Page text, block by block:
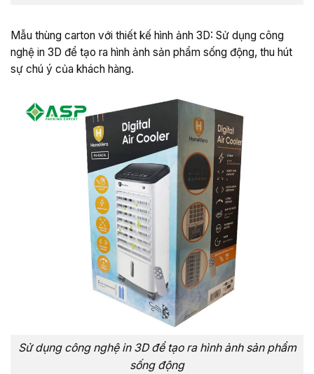
Mẫu thùng carton với thiết kế hình ảnh 3D: Sử dụng công
nghệ in 3D để tạo ra hình ảnh sản phẩm sống động, thu hút
sự chú ý của khách hàng.
Sử dụng công nghệ in 3D để tạo ra hình ảnh sản phẩm
sống động